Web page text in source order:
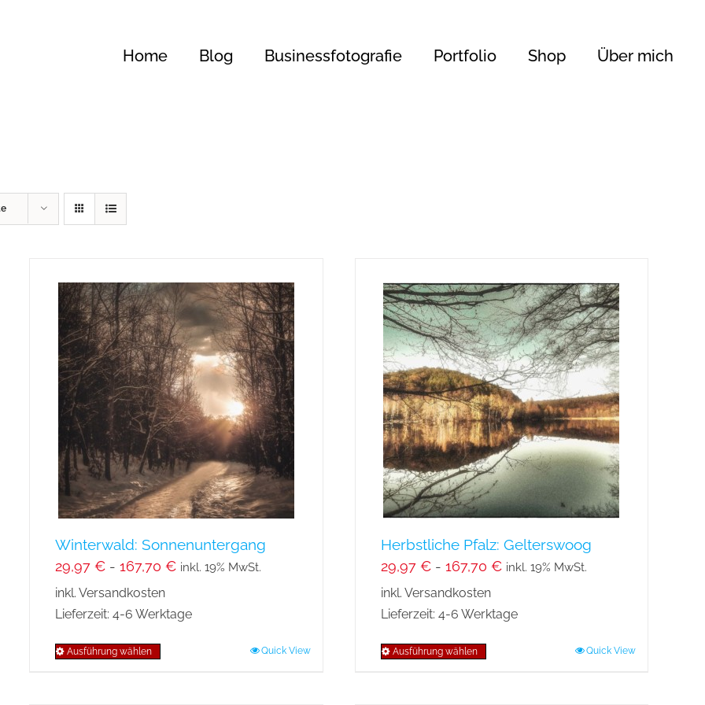
Home Blog Businessfotografie Portfolio Shop Über mich
Winterwald: Sonnenuntergang
29,97€ -167,70€ inkl. 19% MwSt.
inkl. Versandkosten
Lieferzeit:4-6 Werktage
Ausführung wählen Quick View
Herbstliche Pfalz: Gelterswoog
29,97 €- 167,70 € inkl. 19% MwSt.
inkl. Versandkosten
Lieferzeit: 4-6 Werktage
Ausführung wählen Quick View